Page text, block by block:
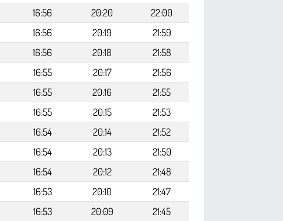
16:56 20:20
22:00
16:56 20:19
21:59
16:56 20:18
21:58
16:55 20:17
21:56
16:55 20:16
21:55
16:55 20:15
21:53
16:54 20:14
21:52
16:54 20:13
21:50
16:54 20:12
21:48
16:53 20:10
21:47
16:53 20:09
21:45